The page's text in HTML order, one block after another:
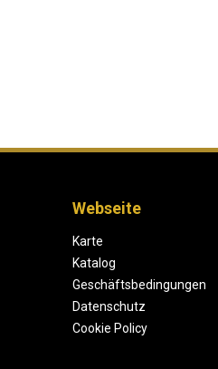
Webseite
Karte
Katalog
Geschäftsbedingungen
Datenschutz
Cookie Policy